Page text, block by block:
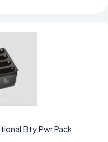
Bty Pwr Pack